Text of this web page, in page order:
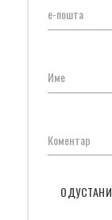
е-пошта
Име
Коментар
ОДУСТАНИ